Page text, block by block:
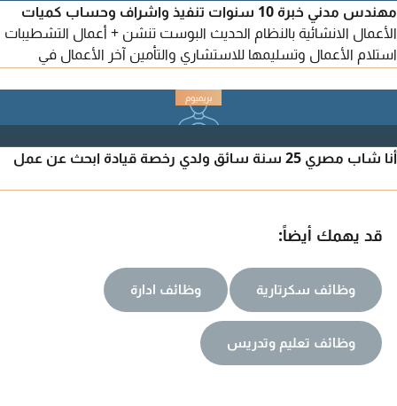
مهندس مدني خبرة 10 سنوات تنفيذ واشراف وحساب كميات
الأعمال الانشائية بالنظام الحديث البوست تنشن + أعمال التشطيبات
استلام الأعمال وتسليمها للاستشاري والتأمين آخر الأعمال في
الرياض مهندس موقع لمشروع برج مهندس موقع لمشروع مدرسة
بحي الياسمين مهندس مكتب فني لمشروع مدرسة بحي طويق
أنا شاب مصري 25 سنة سائق ولدي رخصة قيادة ابحث عن عمل
قد يهمك أيضاً:
وظائف سكرتارية وظائف ادارة
وظائف تعليم وتدريس